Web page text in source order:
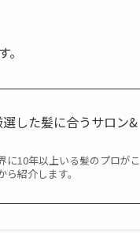
した髪に合うサロン&
に10年以上いる髪のプロがこ
紹介します。